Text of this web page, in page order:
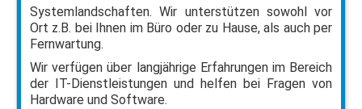
Systemlandschaften. Wir unterstützen sowohl vor
Ort z.B. bei Ihnen im Büro oder zu Hause, als auch per
Fernwartung.
Wir verfügen über langjährige Erfahrungen im Bereich
der IT-Dienstleistungen und helfen bei Fragen von
Hardware und Software.